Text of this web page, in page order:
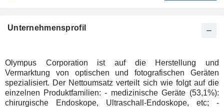
Unternehmensprofil
Olympus Corporation ist auf die Herstellung und
Vermarktung von optischen und fotografischen Geräten
spezialisiert. Der Nettoumsatz verteilt sich wie folgt auf die
einzelnen Produktfamilien: - medizinische Geräte (53,1%):
chirurgische Endoskope, Ultraschall-Endoskope, etc; -